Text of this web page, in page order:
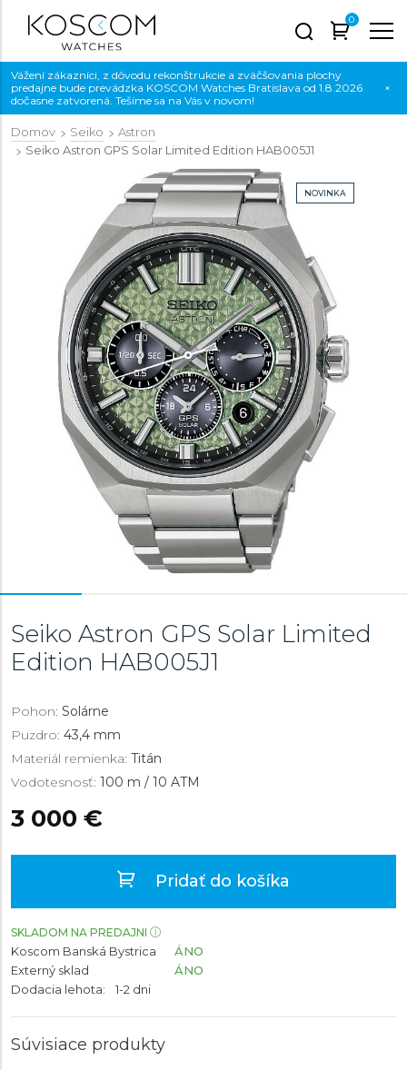
0
Vážení zákazníci, z dôvodu rekonštrukcie a zväčšovania plochy
predajne bude prevádzka KOSCOM Watches Bratislava od 1.8.2026
dočasne zatvorená. Tešíme sa na Vás v novom!
×
Domov Seiko
Astron
Seiko Astron GPS Solar Limited Edition HAB005J1
NOVINKA
Seiko Astron GPS Solar Limited
Edition HAB005J1
Pohon: Solárne
Puzdro: 43,4 mm
Materiál remienka: Titán
Vodotesnosť: 100 m / 10 ATM
3 000 €
Pridať do košíka
SKLADOM NA PREDAJNI
Koscom Banská Bystrica
ÁNO
Externý sklad
ÁNO
Dodacia lehota:
1-2 dni
Súvisiace produkty